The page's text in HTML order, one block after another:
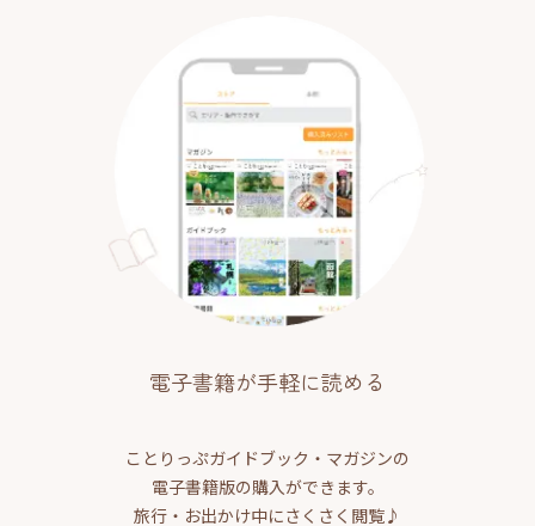
電子書籍が手軽に読める
ことりっぷガイドブック・マガジンの
電子書籍版の購入ができます。
旅行・お出かけ中にさくさく閲覧♪